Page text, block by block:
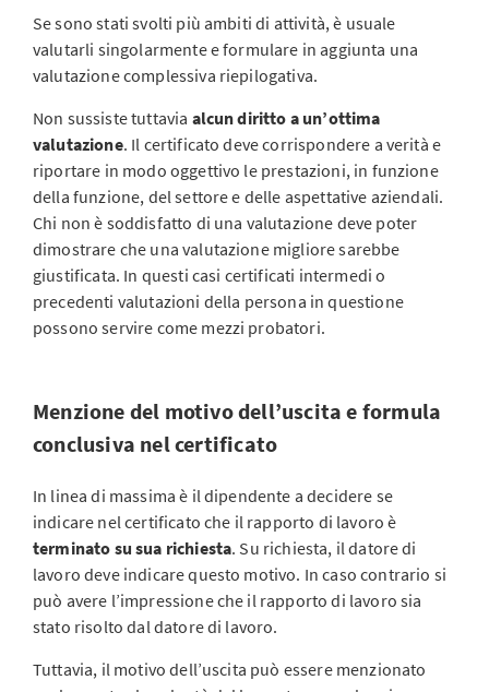
Se sono stati svolti più ambiti di attività, è usuale
valutarli singolarmente e formulare in aggiunta una
valutazione complessiva riepilogativa.
Non sussiste tuttavia alcun diritto a un’ottima
valutazione. Il certificato deve corrispondere a verità e
riportare in modo oggettivo le prestazioni, in funzione
della funzione, del settore e delle aspettative aziendali.
Chi non è soddisfatto di una valutazione deve poter
dimostrare che una valutazione migliore sarebbe
giustificata. In questi casi certificati intermedi o
precedenti valutazioni della persona in questione
possono servire come mezzi probatori.
Menzione del motivo dell’uscita e formula
conclusiva nel certificato
In linea di massima è il dipendente a decidere se
indicare nel certificato che il rapporto di lavoro è
terminato su sua richiesta. Su richiesta, il datore di
lavoro deve indicare questo motivo. In caso contrario si
può avere l’impressione che il rapporto di lavoro sia
stato risolto dal datore di lavoro.
Tuttavia, il motivo dell’uscita può essere menzionato